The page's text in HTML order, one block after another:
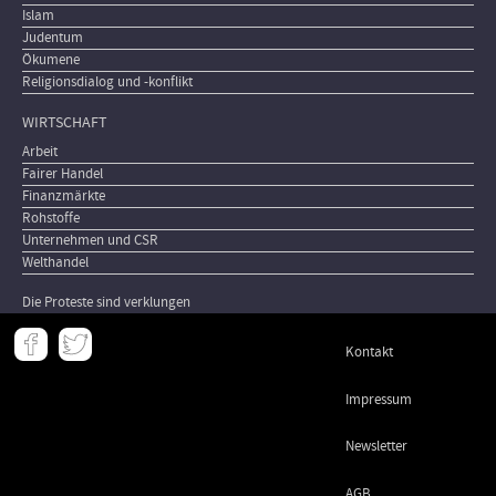
Islam
Judentum
Ökumene
Religionsdialog und -konflikt
WIRTSCHAFT
Arbeit
Fairer Handel
Finanzmärkte
Rohstoffe
Unternehmen und CSR
Welthandel
Die Proteste sind verklungen
Meta
- Kontakt
Impressum
Newsletter